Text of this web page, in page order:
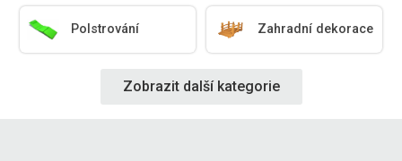
Polstrování Zahradní dekorace
Zobrazit další kategorie